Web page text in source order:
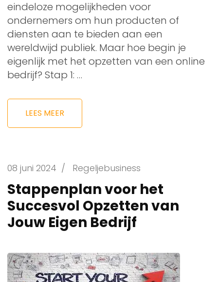
eindeloze mogelijkheden voor
ondernemers om hun producten of
diensten aan te bieden aan een
wereldwijd publiek. Maar hoe begin je
eigenlijk met het opzetten van een online
bedrijf? Stap 1: …
LEES MEER
08 juni 2024 / Regeljebusiness
Stappenplan voor het
Succesvol Opzetten van
Jouw Eigen Bedrijf